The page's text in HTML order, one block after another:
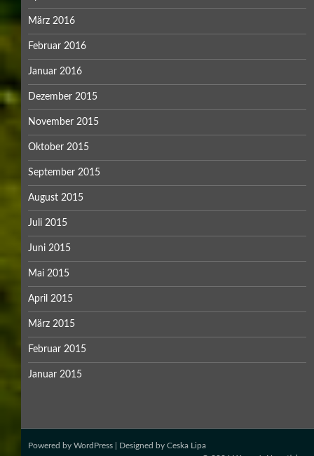
März 2016
Februar 2016
Januar 2016
Dezember 2015
November 2015
Oktober 2015
September 2015
August 2015
Juli 2015
Juni 2015
Mai 2015
April 2015
März 2015
Februar 2015
Januar 2015
Powered by WordPress | Designed by Ceska Lipa